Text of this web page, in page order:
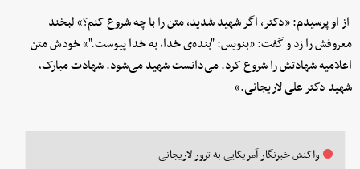
از او پرسیدم: «دکتر، اگر شهید شدید، متن را با چه شروع کنم؟» لبخند
معروفش را زد و گفت: «بنویس: "بنده‌ی خدا، به خدا پیوست."» خودش متن
اعلامیه شهادتش را شروع کرد. می‌دانست شهید می‌شود. شهادت مبارک،
شهید دکتر علی لاریجانی.»
واکنش خبرنگار آمریکایی به ترور لاریجانی